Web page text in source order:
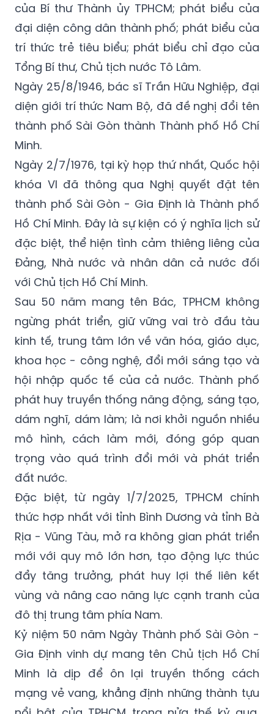
của Bí thư Thành ủy TPHCM; phát biểu của
đại diện công dân thành phố; phát biểu của
trí thức trẻ tiêu biểu; phát biểu chỉ đạo của
Tổng Bí thư, Chủ tịch nước Tô Lâm.
Ngày 25/8/1946, bác sĩ Trần Hữu Nghiệp, đại
diện giới trí thức Nam Bộ, đã đề nghị đổi tên
thành phố Sài Gòn thành Thành phố Hồ Chí
Minh.
Ngày 2/7/1976, tại kỳ họp thứ nhất, Quốc hội
khóa VI đã thông qua Nghị quyết đặt tên
thành phố Sài Gòn - Gia Định là Thành phố
Hồ Chí Minh. Đây là sự kiện có ý nghĩa lịch sử
đặc biệt, thể hiện tình cảm thiêng liêng của
Đảng, Nhà nước và nhân dân cả nước đối
với Chủ tịch Hồ Chí Minh.
Sau 50 năm mang tên Bác, TPHCM không
ngừng phát triển, giữ vững vai trò đầu tàu
kinh tế, trung tâm lớn về văn hóa, giáo dục,
khoa học - công nghệ, đổi mới sáng tạo và
hội nhập quốc tế của cả nước. Thành phố
phát huy truyền thống năng động, sáng tạo,
dám nghĩ, dám làm; là nơi khởi nguồn nhiều
mô hình, cách làm mới, đóng góp quan
trọng vào quá trình đổi mới và phát triển
đất nước.
Đặc biệt, từ ngày 1/7/2025, TPHCM chính
thức hợp nhất với tỉnh Bình Dương và tỉnh Bà
Rịa - Vũng Tàu, mở ra không gian phát triển
mới với quy mô lớn hơn, tạo động lực thúc
đẩy tăng trưởng, phát huy lợi thế liên kết
vùng và nâng cao năng lực cạnh tranh của
đô thị trung tâm phía Nam.
Kỷ niệm 50 năm Ngày Thành phố Sài Gòn -
Gia Định vinh dự mang tên Chủ tịch Hồ Chí
Minh là dịp để ôn lại truyền thống cách
mạng vẻ vang, khẳng định những thành tựu